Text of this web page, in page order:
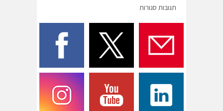
תגובות סגורות